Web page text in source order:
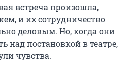
встреча произошла,
и их сотрудничество
деловым. Но, когда они
над постановкой в театре,
чувства.